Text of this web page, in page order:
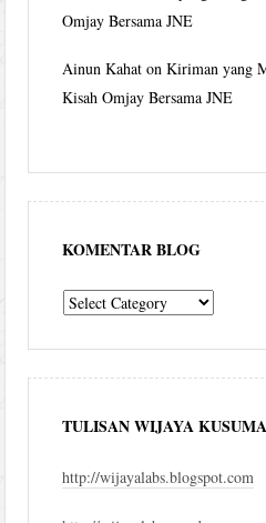
Omjay Bersama JNE
Ainun Kahat onKiriman yang
Kisah Omjay Bersama JNE
KOMENTAR BLOG
komentar
TULISAN WIJAYA
http://wijayalabs.blogspot.com